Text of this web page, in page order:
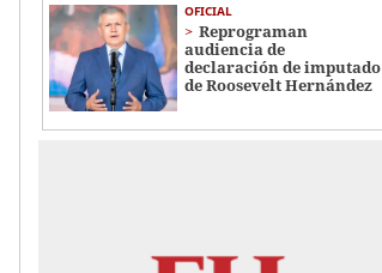
OFICIAL
Reprograman
audiencia de
declaración de imputado
de Roosevelt Hernández